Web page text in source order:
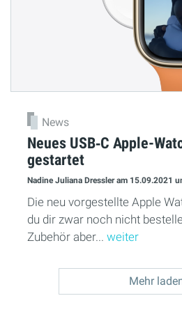
News
Neues USB‑C Apple-
gestartet
Nadine Juliana Dressleram 15.09.2021
Die neu vorgestellte Apple
du dir zwar noch nicht
Zubehör aber... weiter
Mehr